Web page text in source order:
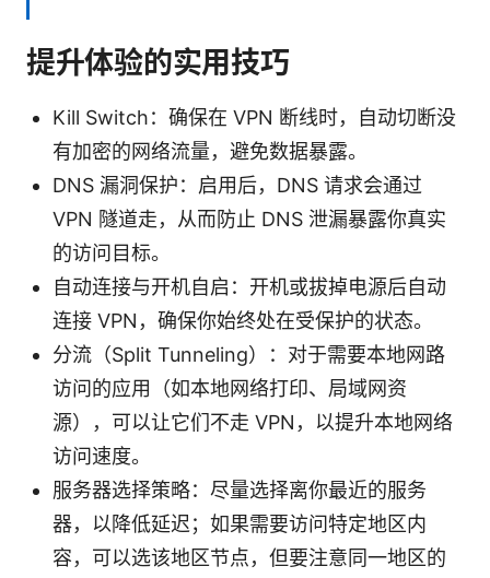
提升体验的实用技巧
Kill Switch：确保在 VPN 断线时，自动切断没
有加密的网络流量，避免数据暴露。
DNS 漏洞保护：启用后，DNS 请求会通过
VPN 隧道走，从而防止 DNS 泄漏暴露你真实
的访问目标。
自动连接与开机自启：开机或拔掉电源后自动
连接 VPN，确保你始终处在受保护的状态。
分流（Split Tunneling）：对于需要本地网路
访问的应用（如本地网络打印、局域网资
源），可以让它们不走 VPN，以提升本地网络
访问速度。
服务器选择策略：尽量选择离你最近的服务
器，以降低延迟；如果需要访问特定地区内
容，可以选该地区节点，但要注意同一地区的